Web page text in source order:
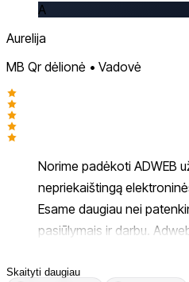
A
Aurelija
MB Qr dėlionė • Vadovė
Norime padėkoti ADWEB
nepriekaištingą
Esame daugiau nei
pasiūlymais ir darbu.
greitai ir išsamiai. Po
Skaityti daugiau